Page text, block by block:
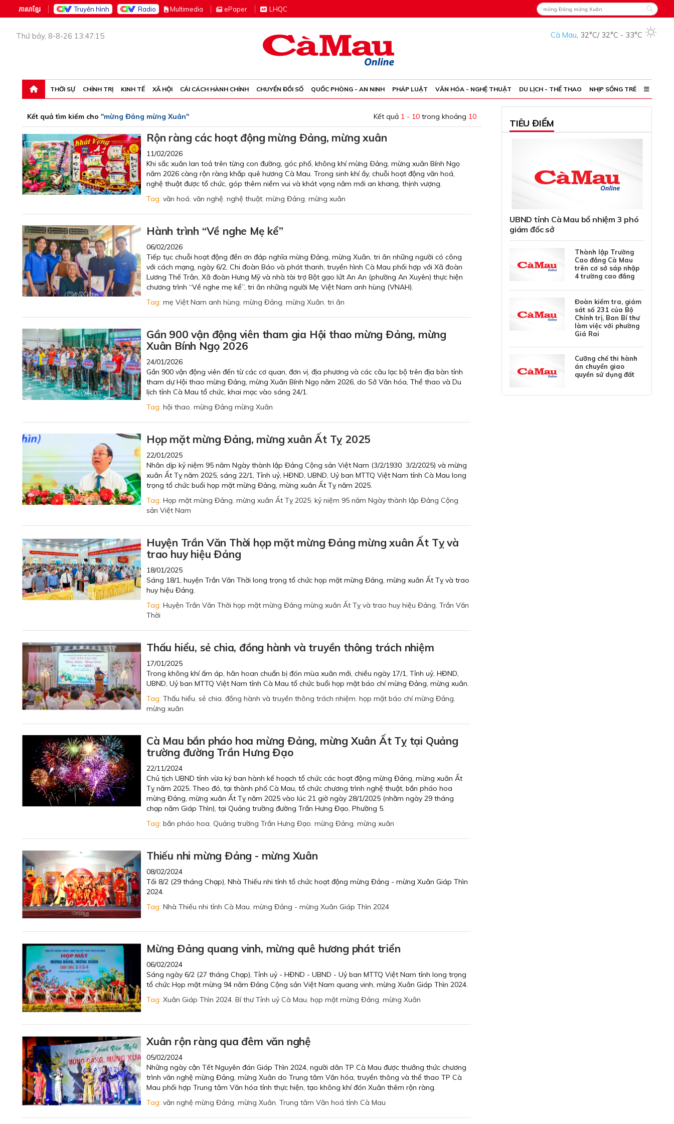
ភាសាខ្មែរ Truyền hình Radio Multimedia ePaper LHQC
Thứ bảy, 8-8-26 13:47:15 Cà Mau, 32°C/ 32°C - 33°C
THỜI SỰ CHÍNH TRỊ KINH TẾ XÃ HỘI CẢI CÁCH HÀNH CHÍNH CHUYỂN ĐỔI SỐ QUỐC PHÒNG - AN NINH PHÁP LUẬT VĂN HÓA - NGHỆ THUẬT DU LỊCH - THỂ THAO NHỊP SỐNG TRẺ
Kết quả tìm kiếm cho "mừng Đảng mừng Xuân" Kết quả 1 - 10 trong khoảng 10
Rộn ràng các hoạt động mừng Ðảng, mừng xuân
11/02/2026
Khi sắc xuân lan toả trên từng con đường, góc phố, không khí mừng Ðảng, mừng xuân Bính Ngọ
năm 2026 càng rộn ràng khắp quê hương Cà Mau. Trong sinh khí ấy, chuỗi hoạt động văn hoá,
nghệ thuật được tổ chức, góp thêm niềm vui và khát vọng năm mới an khang, thịnh vượng.
Tag: văn hoá, văn nghệ, nghệ thuật, mừng Đảng, mừng xuân
Hành trình “Về nghe Mẹ kể”
06/02/2026
Tiếp tục chuỗi hoạt động đền ơn đáp nghĩa mừng Đảng, mừng Xuân, tri ân những người có công
với cách mạng, ngày 6/2, Chi đoàn Báo và phát thanh, truyền hình Cà Mau phối hợp với Xã đoàn
Lương Thế Trân, Xã đoàn Hưng Mỹ và nhà tài trợ Bột gạo lứt An An (phường An Xuyên) thực hiện
chương trình “Về nghe mẹ kể”, tri ân những người Mẹ Việt Nam anh hùng (VNAH).
Tag: mẹ Việt Nam anh hùng, mừng Đảng, mừng Xuân, tri ân
Gần 900 vận động viên tham gia Hội thao mừng Đảng, mừng
Xuân Bính Ngọ 2026
24/01/2026
Gần 900 vận động viên đến từ các cơ quan, đơn vị, địa phương và các câu lạc bộ trên địa bàn tỉnh
tham dự Hội thao mừng Đảng, mừng Xuân Bính Ngọ năm 2026, do Sở Văn hóa, Thể thao và Du
lịch tỉnh Cà Mau tổ chức, khai mạc vào sáng 24/1.
Tag: hội thao, mừng Đảng mừng Xuân
Họp mặt mừng Đảng, mừng xuân Ất Tỵ 2025
22/01/2025
Nhân dịp kỷ niệm 95 năm Ngày thành lập Đảng Cộng sản Việt Nam (3/2/1930 3/2/2025) và mừng
xuân Ất Tỵ năm 2025, sáng 22/1, Tỉnh uỷ, HĐND, UBND, Uỷ ban MTTQ Việt Nam tỉnh Cà Mau long
trọng tổ chức buổi họp mặt mừng Đảng, mừng xuân Ất Tỵ năm 2025.
Tag: Họp mặt mừng Đảng, mừng xuân Ất Tỵ 2025, kỷ niệm 95 năm Ngày thành lập Đảng Cộng
sản Việt Nam
Huyện Trần Văn Thời họp mặt mừng Đảng mừng xuân Ất Tỵ và
trao huy hiệu Đảng
18/01/2025
Sáng 18/1, huyện Trần Văn Thời long trọng tổ chức họp mặt mừng Đảng, mừng xuân Ất Tỵ và trao
huy hiệu Đảng.
Tag: Huyện Trần Văn Thời họp mặt mừng Đảng mừng xuân Ất Tỵ và trao huy hiệu Đảng, Trần Văn
Thời
Thấu hiểu, sẻ chia, đồng hành và truyền thông trách nhiệm
17/01/2025
Trong không khí ấm áp, hân hoan chuẩn bị đón mùa xuân mới, chiều ngày 17/1, Tỉnh uỷ, HĐND,
UBND, Uỷ ban MTTQ Việt Nam tỉnh Cà Mau tổ chức buổi họp mặt báo chí mừng Đảng, mừng xuân.
Tag: Thấu hiểu, sẻ chia, đồng hành và truyền thông trách nhiệm, họp mặt báo chí mừng Đảng,
mừng xuân
Cà Mau bắn pháo hoa mừng Đảng, mừng Xuân Ất Tỵ tại Quảng
trường đường Trần Hưng Đạo
22/11/2024
Chủ tịch UBND tỉnh vừa ký ban hành kế hoạch tổ chức các hoạt động mừng Đảng, mừng xuân Ất
Tỵ năm 2025. Theo đó, tại thành phố Cà Mau, tổ chức chương trình nghệ thuật, bắn pháo hoa
mừng Đảng, mừng xuân Ất Tỵ năm 2025 vào lúc 21 giờ ngày 28/1/2025 (nhằm ngày 29 tháng
chạp năm Giáp Thìn), tại Quảng trường đường Trần Hưng Đạo, Phường 5.
Tag: bắn pháo hoa, Quảng trường Trần Hưng Đạo, mừng Đảng, mừng xuân
Thiếu nhi mừng Đảng - mừng Xuân
08/02/2024
Tối 8/2 (29 tháng Chạp), Nhà Thiếu nhi tỉnh tổ chức hoạt động mừng Đảng - mừng Xuân Giáp Thìn
2024.
Tag: Nhà Thiếu nhi tỉnh Cà Mau, mừng Đảng - mừng Xuân Giáp Thìn 2024
Mừng Đảng quang vinh, mừng quê hương phát triển
06/02/2024
Sáng ngày 6/2 (27 tháng Chạp), Tỉnh uỷ - HĐND - UBND - Uỷ ban MTTQ Việt Nam tỉnh long trọng
tổ chức Họp mặt mừng 94 năm Đảng Cộng sản Việt Nam quang vinh, mừng Xuân Giáp Thìn 2024.
Tag: Xuân Giáp Thìn 2024, Bí thư Tỉnh uỷ Cà Mau, họp mặt mừng Đảng, mừng Xuân
Xuân rộn ràng qua đêm văn nghệ
05/02/2024
Những ngày cận Tết Nguyên đán Giáp Thìn 2024, người dân TP Cà Mau được thưởng thức chương
trình văn nghệ mừng Đảng, mừng Xuân do Trung tâm Văn hóa, truyền thông và thể thao TP Cà
Mau phối hợp Trung tâm Văn hóa tỉnh thực hiện, tạo không khí đón Xuân thêm rộn ràng.
Tag: văn nghệ mừng Đảng, mừng Xuân, Trung tâm Văn hoá tỉnh Cà Mau
TIÊU ĐIỂM
UBND tỉnh Cà Mau bổ nhiệm 3 phó
giám đốc sở
Thành lập Trường
Cao đẳng Cà Mau
trên cơ sở sáp nhập
4 trường cao đẳng
Đoàn kiểm tra, giám
sát số 231 của Bộ
Chính trị, Ban Bí thư
làm việc với phường
Giá Rai
Cưỡng chế thi hành
án chuyển giao
quyền sử dụng đất